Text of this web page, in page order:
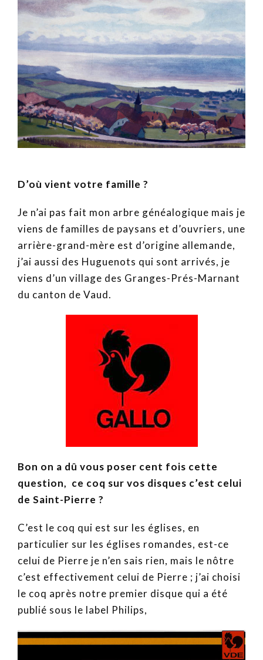
D’où vient votre famille ?
Je n’ai pas fait mon arbre généalogique mais je
viens de familles de paysans et d’ouvriers, une
arrière-grand-mère est d’origine allemande,
j’ai aussi des Huguenots qui sont arrivés, je
viens d’un village des Granges-Prés-Marnant
du canton de Vaud.
Bon on a dû vous poser cent fois cette
question, ce coq sur vos disques c’est celui
de Saint-Pierre ?
C’est le coq qui est sur les églises, en
particulier sur les églises romandes, est-ce
celui de Pierre je n’en sais rien, mais le nôtre
c’est effectivement celui de Pierre ; j’ai choisi
le coq après notre premier disque qui a été
publié sous le label Philips,